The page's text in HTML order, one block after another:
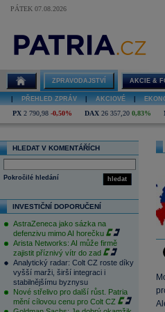
PÁTEK 07.08.2026
ZPRAVODAJSTVÍ AKCIE &
PŘEHLED ZPRÁV AKCIOVÉ
PX 2 790,98 -0,50% DAX 26 357,20 0,83%
HLEDAT V KOMENTÁŘÍCH
hledat
Pokročilé hledání
INVESTIČNÍ DOPORUČENÍ
AstraZeneca jako sázka na
defenzivu mimo AI horečku
Arista Networks: AI může firmě
zajistit příznivý vítr do zad
Analytický radar: Colt CZ roste díky
vyšší marži, širší integraci i
stabilnějšímu byznysu
Nové střelivo pro další růst. Patria
mění cílovou cenu pro Colt CZ